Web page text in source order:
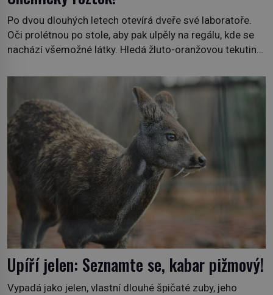
Po dvou dlouhých letech otevírá dveře své laboratoře.
Oči prolétnou po stole, aby pak ulpěly na regálu, kde se
nachází všemožné látky. Hledá žluto-oranžovou tekutinu,
plán dokončit. Pod termínem aqua regia se skrývá
směs s názvem lučavka královská. Svůj přídomek nemá
pro nic za nic, […]
Upíří jelen: Seznamte se, kabar pižmový!
Vypadá jako jelen, vlastní dlouhé špičaté zuby, jeho